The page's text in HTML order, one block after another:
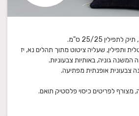
לפריטים כיסוי פלסטיק תואם.